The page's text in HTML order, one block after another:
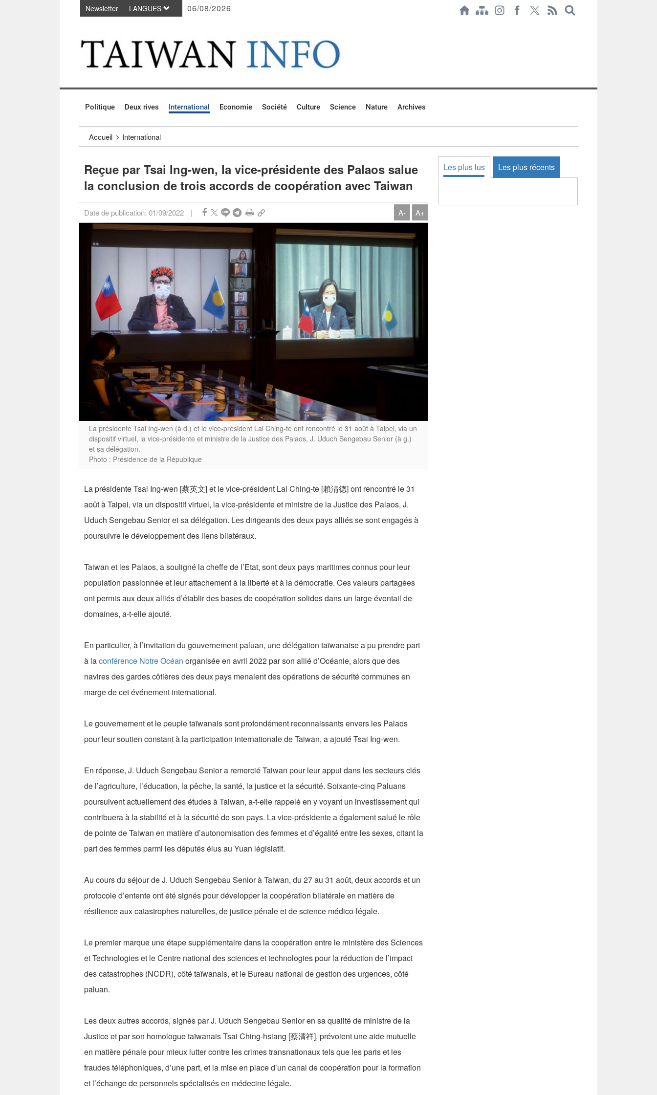
Passer au contenu principal
Newsletter LANGUES 06/08/2026
Politique Deux rives International Economie Société Culture Science Nature Archives
Accueil International
Reçue par Tsai Ing-wen, la vice-présidente des Palaos salue
la conclusion de trois accords de coopération avec Taiwan
Date de publication: 01/09/2022 | A- A+
La présidente Tsai Ing-wen (à d.) et le vice-président Lai Ching-te ont rencontré le 31 août à Taipei, via un
dispositif virtuel, la vice-présidente et ministre de la Justice des Palaos, J. Uduch Sengebau Senior (à g.)
et sa délégation.
Photo : Présidence de la République
La présidente Tsai Ing-wen [蔡英文] et le vice-président Lai Ching-te [賴淸德] ont rencontré le 31
août à Taipei, via un dispositif virtuel, la vice-présidente et ministre de la Justice des Palaos, J.
Uduch Sengebau Senior et sa délégation. Les dirigeants des deux pays alliés se sont engagés à
poursuivre le développement des liens bilatéraux.
Taiwan et les Palaos, a souligné la cheffe de l’Etat, sont deux pays maritimes connus pour leur
population passionnée et leur attachement à la liberté et à la démocratie. Ces valeurs partagées
ont permis aux deux alliés d’établir des bases de coopération solides dans un large éventail de
domaines, a-t-elle ajouté.
En particulier, à l’invitation du gouvernement paluan, une délégation taïwanaise a pu prendre part
à laconférence Notre Océan organisée en avril 2022 par son allié d’Océanie, alors que des
navires des gardes côtières des deux pays menaient des opérations de sécurité communes en
marge de cet événement international.
Le gouvernement et le peuple taïwanais sont profondément reconnaissants envers les Palaos
pour leur soutien constant à la participation internationale de Taiwan, a ajouté Tsai Ing-wen.
En réponse, J. Uduch Sengebau Senior a remercié Taiwan pour leur appui dans les secteurs clés
de l’agriculture, l’éducation, la pêche, la santé, la justice et la sécurité. Soixante-cinq Paluans
poursuivent actuellement des études à Taiwan, a-t-elle rappelé en y voyant un investissement qui
contribuera à la stabilité et à la sécurité de son pays. La vice-présidente a également salué le rôle
de pointe de Taiwan en matière d’autonomisation des femmes et d’égalité entre les sexes, citant la
part des femmes parmi les députés élus au Yuan législatif.
Au cours du séjour de J. Uduch Sengebau Senior à Taiwan, du 27 au 31 août, deux accords et un
protocole d’entente ont été signés pour développer la coopération bilatérale en matière de
résilience aux catastrophes naturelles, de justice pénale et de science médico-légale.
Le premier marque une étape supplémentaire dans la coopération entre le ministère des Sciences
et Technologies et le Centre national des sciences et technologies pour la réduction de l’impact
des catastrophes (NCDR), côté taïwanais, et le Bureau national de gestion des urgences, côté
paluan.
Les deux autres accords, signés par J. Uduch Sengebau Senior en sa qualité de ministre de la
Justice et par son homologue taïwanais Tsai Ching-hsiang [蔡清祥], prévoient une aide mutuelle
en matière pénale pour mieux lutter contre les crimes transnationaux tels que les paris et les
fraudes téléphoniques, d’une part, et la mise en place d’un canal de coopération pour la formation
et l’échange de personnels spécialisés en médecine légale.
Les plus lus Les plus récents